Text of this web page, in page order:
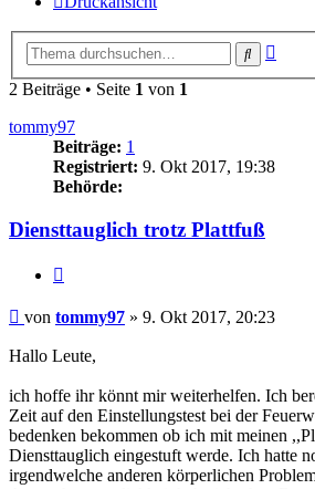
Suche
2 Beiträge • Seite 1 von 1
tommy97
Beiträge: 1
Registriert: 9. Okt 2017, 19:38
Behörde:
Diensttauglich trotz Plattfuß
Beitrag
von tommy97 » 9. Okt 2017, 20:23
Hallo Leute,
ich hoffe ihr könnt mir weiterhelfen. Ich
Zeit auf den Einstellungstest bei der
bedenken bekommen ob ich mit meinen
Diensttauglich eingestuft werde. Ich hatte
irgendwelche anderen körperlichen